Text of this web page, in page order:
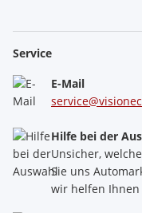
Service
E-Mail
Hilfe bei der
Unsicher,
Sie uns
wir helfen